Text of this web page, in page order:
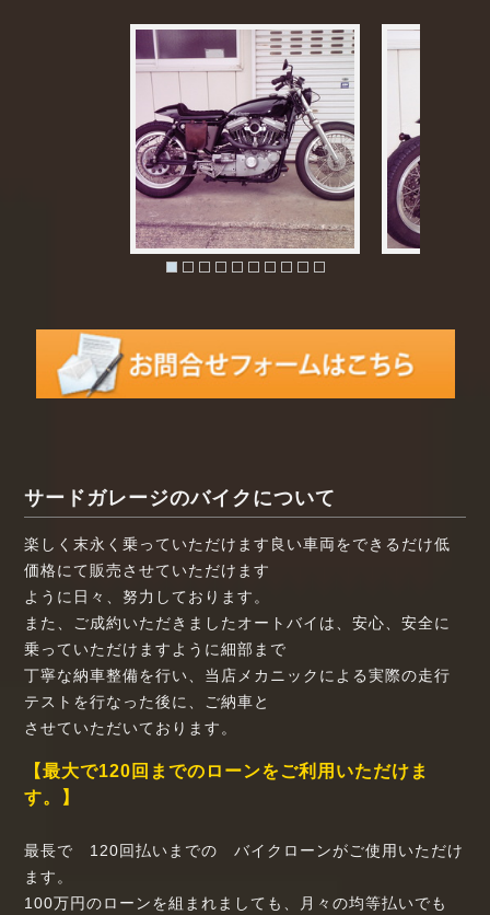
サードガレージのバイクについて
楽しく末永く乗っていただけます良い車両をできるだけ低
価格にて販売させていただけます
ように日々、努力しております。
また、ご成約いただきましたオートバイは、安心、安全に
乗っていただけますように細部まで
丁寧な納車整備を行い、当店メカニックによる実際の走行
テストを行なった後に、ご納車と
させていただいております。
【最大で120回までのローンをご利用いただけま
す。】
最長で 120回払いまでの バイクローンがご使用いただけ
ます。
100万円のローンを組まれましても、月々の均等払いでも